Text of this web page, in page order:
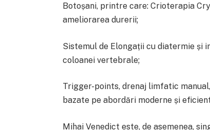
Botoșani, printre care: Crioterapia
ameliorarea durerii;
Sistemul de Elongații cu diatermie și
coloanei vertebrale;
Trigger-points, drenaj limfatic
bazate pe abordări moderne și
Mihai Venedict este, de asemenea,